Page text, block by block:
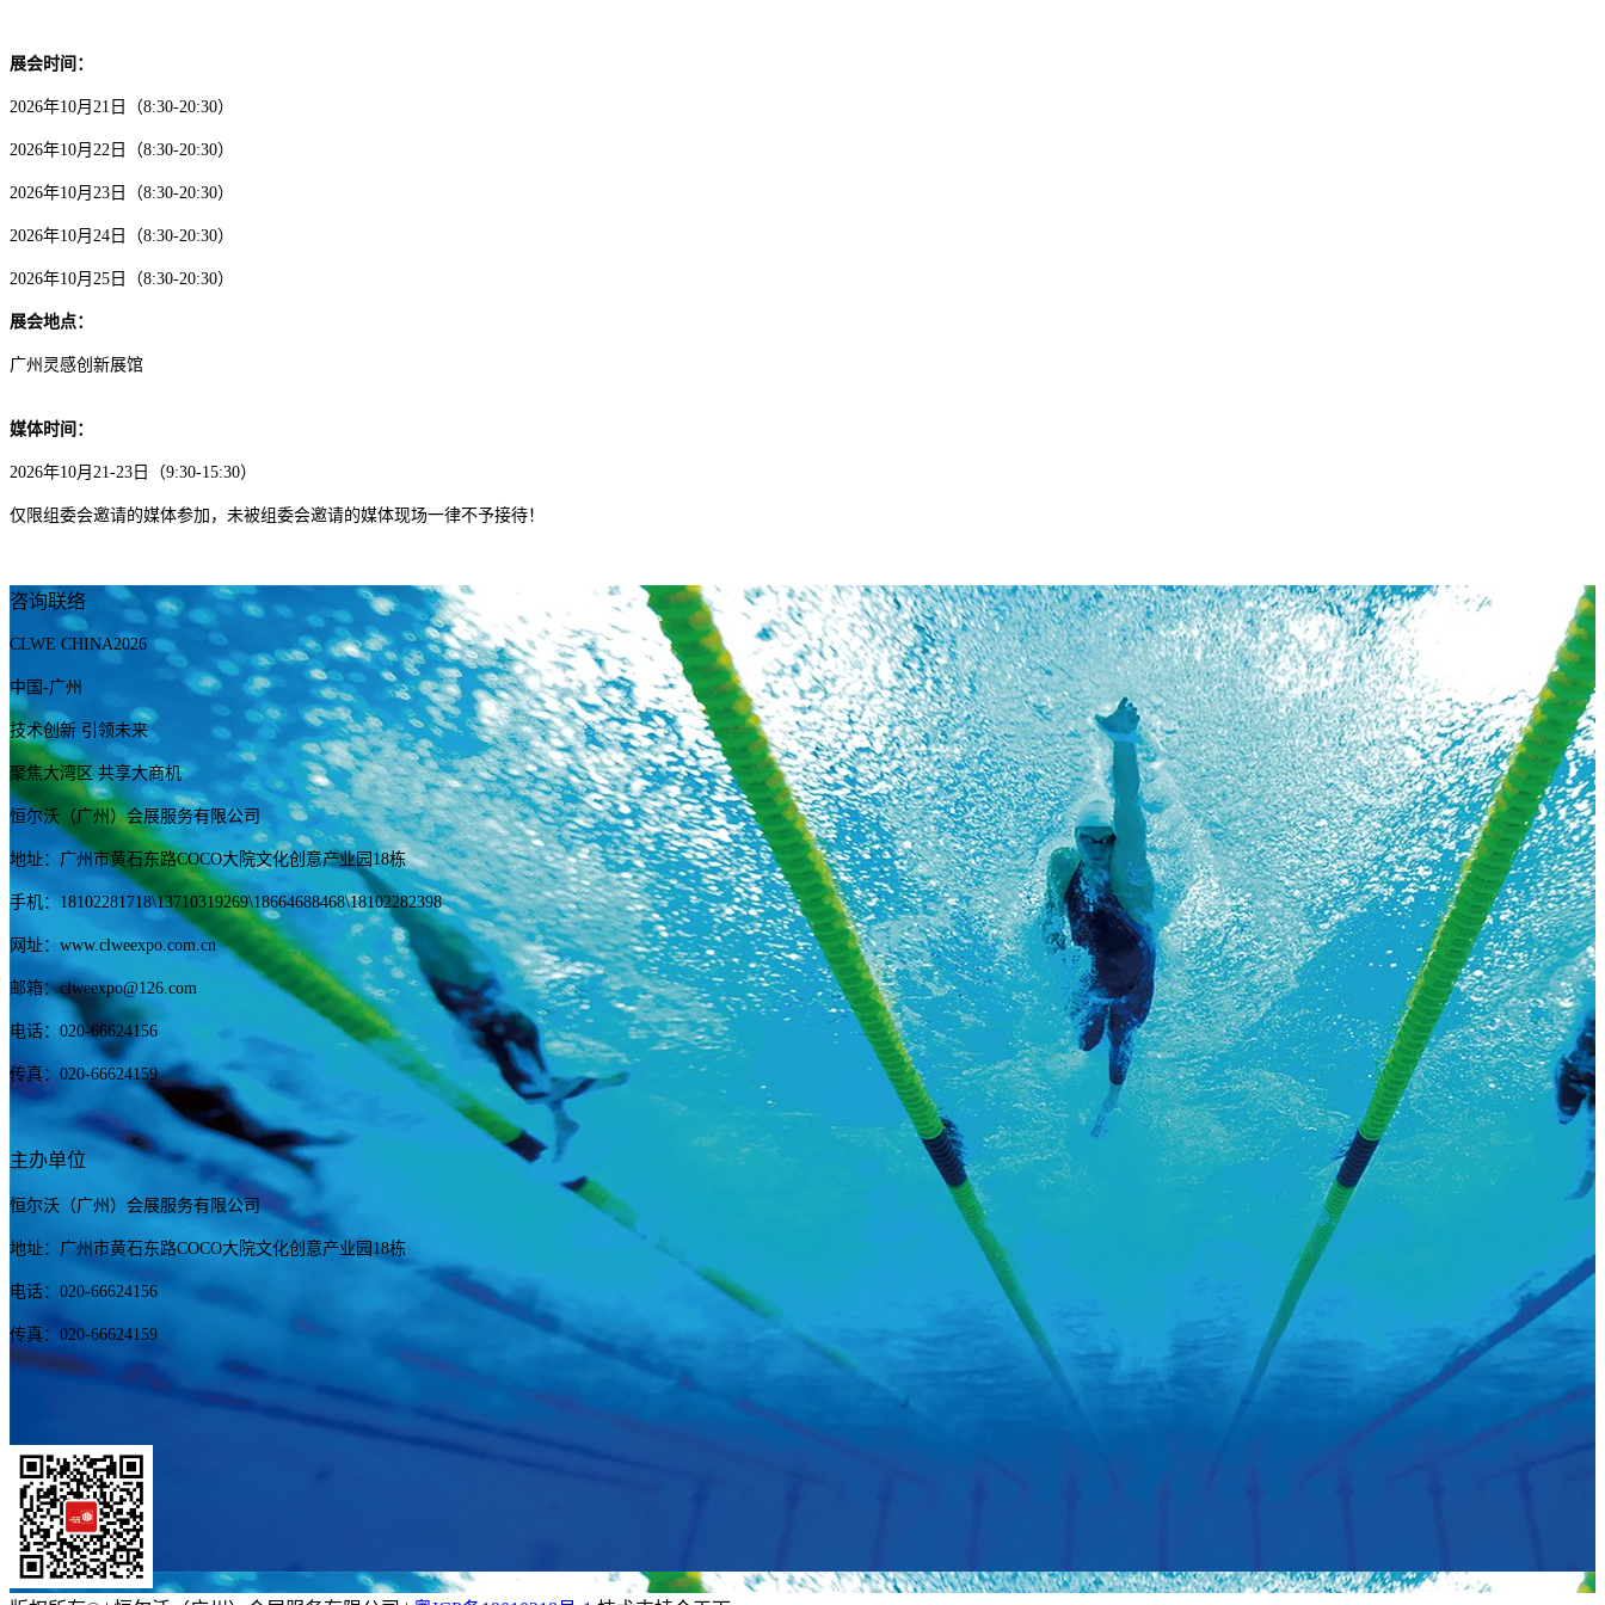
展会时间：
2026年10月21日（8:30-20:30）
2026年10月22日（8:30-20:30）
2026年10月23日（8:30-20:30）
2026年10月24日（8:30-20:30）
2026年10月25日（8:30-20:30）
展会地点：
广州灵感创新展馆
媒体时间：
2026年10月21-23日（9:30-15:30）
仅限组委会邀请的媒体参加，未被组委会邀请的媒体现场一律不予接待！
咨询联络
CLWE CHINA2026
中国-广州
技术创新 引领未来
聚焦大湾区 共享大商机
恒尔沃（广州）会展服务有限公司
地址：广州市黄石东路COCO大院文化创意产业园18栋
手机：18102281718\13710319269\18664688468\18102282398
网址：www.clweexpo.com.cn
邮箱：clweexpo@126.com
电话：020-66624156
传真：020-66624159
主办单位
恒尔沃（广州）会展服务有限公司
地址：广州市黄石东路COCO大院文化创意产业园18栋
电话：020-66624156
传真：020-66624159